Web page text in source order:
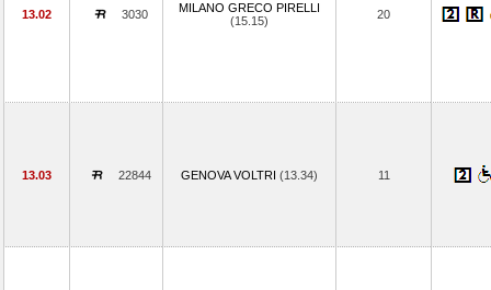
13.02 3030
MILANO GRECO PIRELLI
(15.15)
20
13.03 22844 GENOVA VOLTRI (13.34) 11